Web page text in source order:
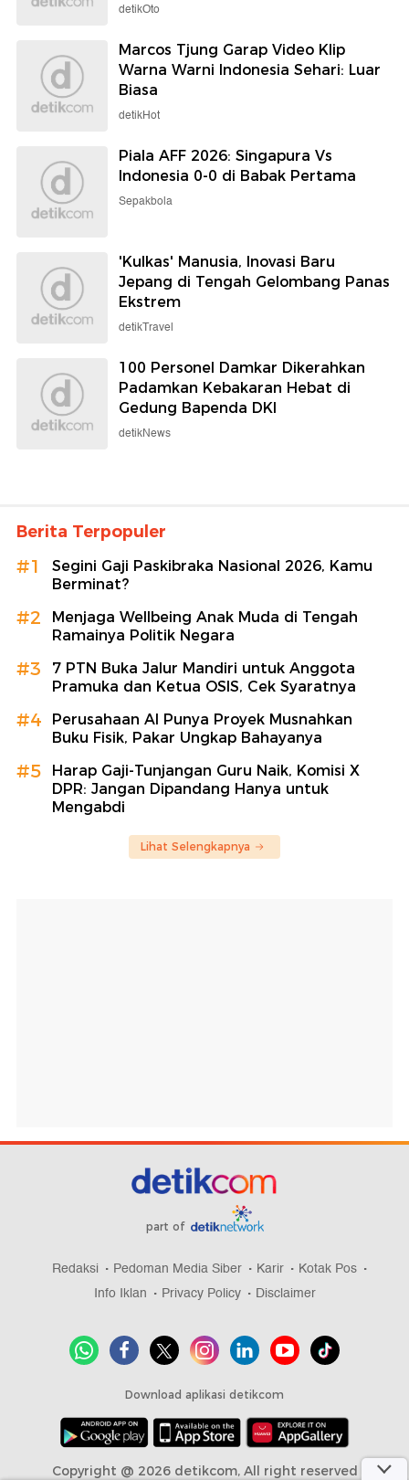
detikOto
Marcos Tjung Garap Video Klip
Warna Warni Indonesia Sehari: Luar
Biasa
detikHot
Piala AFF 2026: Singapura Vs
Indonesia 0-0 di Babak Pertama
Sepakbola
'Kulkas' Manusia, Inovasi Baru
Jepang di Tengah Gelombang Panas
Ekstrem
detikTravel
100 Personel Damkar Dikerahkan
Padamkan Kebakaran Hebat di
Gedung Bapenda DKI
detikNews
Berita Terpopuler
#1
Segini Gaji Paskibraka Nasional 2026, Kamu
Berminat?
#2
Menjaga Wellbeing Anak Muda di Tengah
Ramainya Politik Negara
#3
7 PTN Buka Jalur Mandiri untuk Anggota
Pramuka dan Ketua OSIS, Cek Syaratnya
#4
Perusahaan AI Punya Proyek Musnahkan
Buku Fisik, Pakar Ungkap Bahayanya
#5
Harap Gaji-Tunjangan Guru Naik, Komisi X
DPR: Jangan Dipandang Hanya untuk
Mengabdi
Lihat Selengkapnya
part of
Redaksi Pedoman Media Siber Karir
Kotak Pos
Info Iklan
Privacy Policy Disclaimer
Download aplikasi detikcom
Copyright @ 2026 detikcom, All right reserved